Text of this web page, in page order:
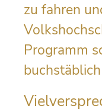
zu fahren
Programm